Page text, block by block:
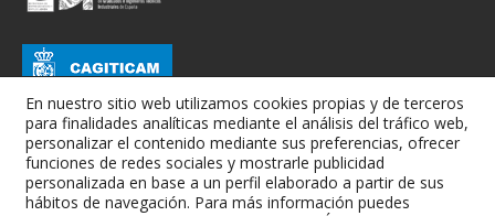
En nuestro sitio web utilizamos cookies propias y de terceros
para finalidades analíticas mediante el análisis del tráfico web,
personalizar el contenido mediante sus preferencias, ofrecer
funciones de redes sociales y mostrarle publicidad
personalizada en base a un perfil elaborado a partir de sus
hábitos de navegación. Para más información puedes